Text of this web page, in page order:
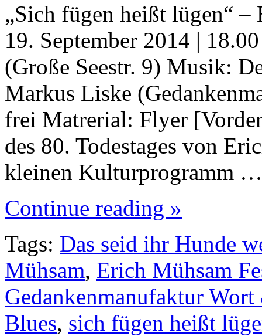
„Sich fügen heißt lügen“
19. September 2014 |
(Große Seestr. 9) Musik:
Markus Liske
frei Matrerial: Flyer
des 80. Todestages von
kleinen Kulturprogramm …
Continue reading »
Tags: Das seid ihr Hunde
Mühsam, Erich Mühsam
Gedankenmanufaktur
Blues, sich fügen heißt